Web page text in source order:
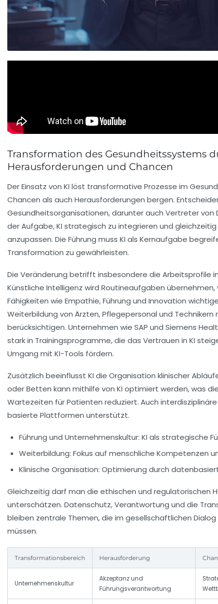
Transformation des Gesundheitssystems
Herausforderungen und Chancen
Der Einsatz von KI löst transformative Prozesse im
Chancen als auch Herausforderungen bergen.
Gesundheitsorganisationen, darunter auch Vertreter von
der Aufgabe, KI strategisch zu integrieren und
anzupassen. Die Führung muss KI als Kernaufgabe
Transformation zu gewährleisten.
Die Veränderung betrifft insbesondere die Arbeitsprofile
Künstliche Intelligenz wird Routineaufgaben
Fähigkeiten wie Empathie, Führung und Innovation
Weiterbildung von Ärzten, Pflegepersonal und Technikern
berücksichtigen. Unternehmen wie SAP und Siemens
stark in Trainingsprogramme, die das Vertrauen in KI
Umgang mit KI-Tools fördern.
Zusätzlich beeinflusst KI die Organisation klinischer
oder Betten kann mithilfe von KI optimiert werden, was
Wartezeiten für Patienten reduziert. Auch
basierte Plattformen unterstützt.
Führung und Unternehmenskultur: KI als strategische
Weiterbildung: Fokus auf menschliche Kompetenzen
Klinische Organisation: Optimierung durch
Gleichzeitig darf man die ethischen und regulatorischen
unterschätzen. Datenschutz, Verantwortung und die
bleiben zentrale Themen, die im gesellschaftlichen
müssen.
Transformationsbereich Herausforderung
Unternehmenskultur
Akzeptanz und
Führungsverantwortung